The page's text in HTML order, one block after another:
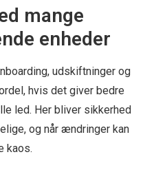
mange
enheder
udskiftninger og
hvis det giver bedre
led. Her bliver sikkerhed
og når ændringer kan
kaos.